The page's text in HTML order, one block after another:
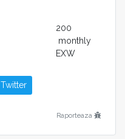
200
monthly
EXW
Twitter
Raporteaza